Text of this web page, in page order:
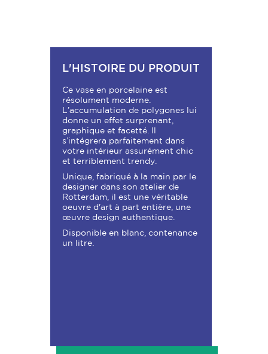
L'HISTOIRE DU PRODUIT
Ce vase en porcelaine est
résolument moderne.
L’accumulation de polygones lui
donne un effet surprenant,
graphique et facetté. Il
s’intégrera parfaitement dans
votre intérieur assurément chic
et terriblement trendy.
Unique, fabriqué à la main par le
designer dans son atelier de
Rotterdam, il est une véritable
oeuvre d'art à part entière, une
œuvre design authentique.
Disponible en blanc, contenance
un litre.